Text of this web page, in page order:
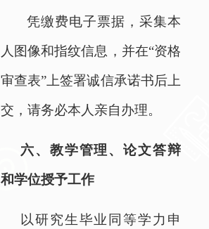
凭缴费电子票据，采集本
人图像和指纹信息，并在“资格
审查表”上签署诚信承诺书后上
交，请务必本人亲自办理。
六、教学管理、论文答辩
和学位授予工作
以研究生毕业同等学力申